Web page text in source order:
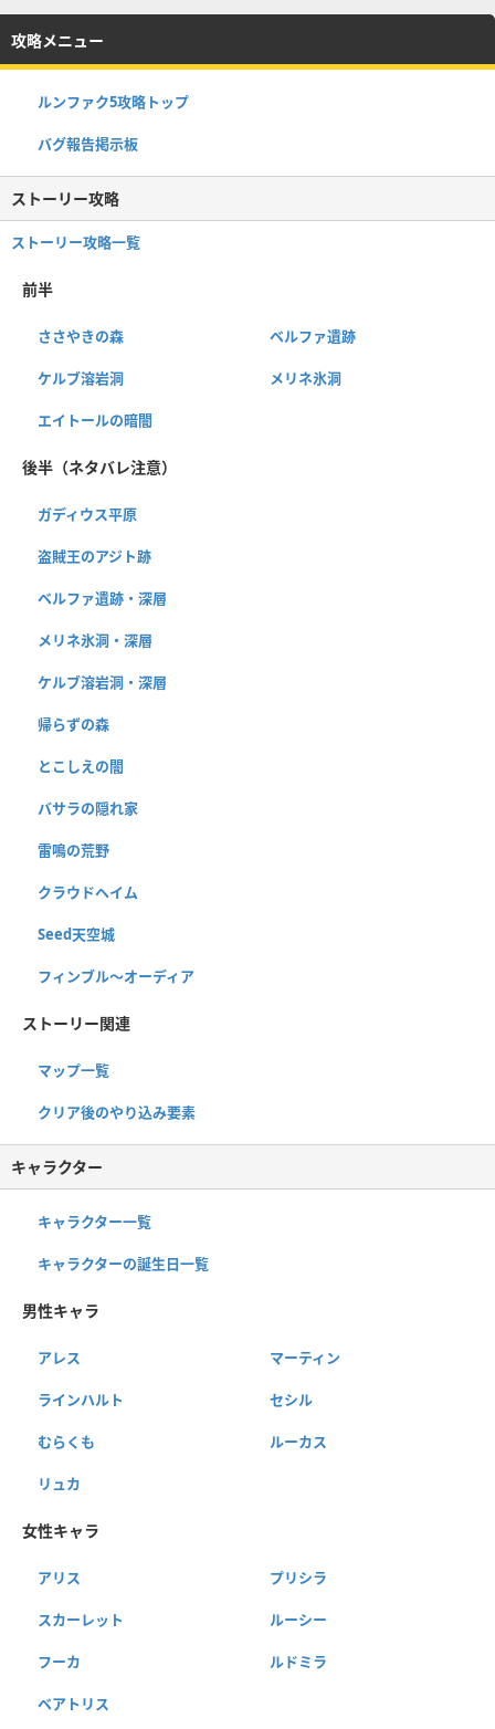
攻略メニュー
ルンファク5攻略トップ
バグ報告掲示板
ストーリー攻略
ストーリー攻略一覧
前半
ささやきの森 ベルファ遺跡
ケルブ溶岩洞 メリネ氷洞
エイトールの暗闇
後半（ネタバレ注意）
ガディウス平原
盗賊王のアジト跡
ベルファ遺跡・深層
メリネ氷洞・深層
ケルブ溶岩洞・深層
帰らずの森
とこしえの闇
バサラの隠れ家
雷鳴の荒野
クラウドヘイム
Seed天空城
フィンブル〜オーディア
ストーリー関連
マップ一覧
クリア後のやり込み要素
キャラクター
キャラクター一覧
キャラクターの誕生日一覧
男性キャラ
アレス マーティン
ラインハルト セシル
むらくも ルーカス
リュカ
女性キャラ
アリス プリシラ
スカーレット ルーシー
フーカ ルドミラ
ベアトリス